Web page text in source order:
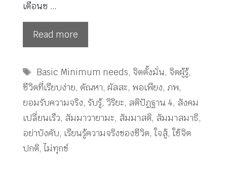
เดือนช …
Read more
Tags
Basic Minimum needs, จิตตั้งมั่น, จิตผู้รู้,
ชีวิตที่เรียบง่าย, ตัณหา, ผัสสะ, พอเพียง, ภพ,
ยอมรับความจริง, รับรู้, วิริยะ, สติปัฏฐาน 4, สังคม
เปลี่ยนเร็ว, สัมมาวายามะ, สัมมาสติ, สัมมาสมาธิ,
อย่าบังคับ, เรียนรู้ความจริงของชีวิต, ใจสู้, ใช้จิต
ปกติ, ไม่ทุกข์